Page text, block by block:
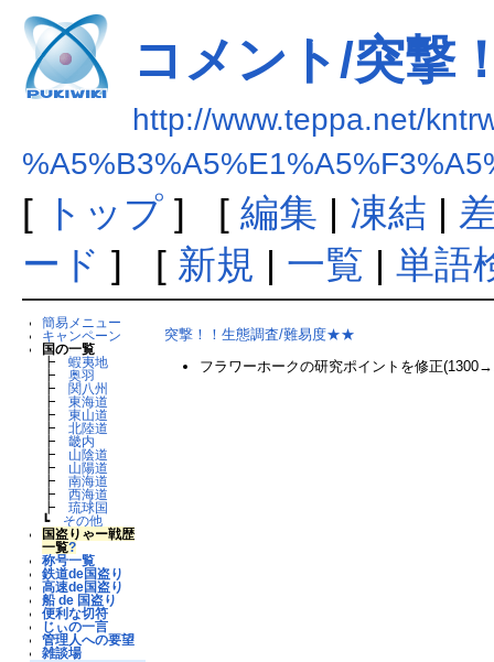
コメント/突撃
http://www.teppa.net/
[ トップ] [ 編集 | 凍結 |
ード ] [ 新規 | 一覧 | 単語
簡易メニュー
キャンペーン
国の一覧
┣蝦夷地
┣奥羽
┣ 関八州
┣東海道
┣東山道
┣北陸道
┣畿内
┣ 山陰道
┣ 山陽道
┣南海道
┣西海道
┣琉球国
┗ その他
国盗りゃー戦歴
一覧?
称号一覧
鉄道de国盗り
高速de国盗り
船 de 国盗り
便利な切符
じぃの一言
管理人への要望
雑談場
突撃！！生態調査/難易度★★
フラワーホークの研究ポイントを修正